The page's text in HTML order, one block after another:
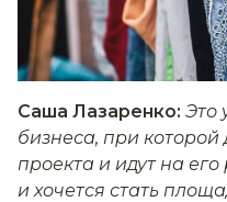
Саша Лазаренко: Это
бизнеса, при которой
проекта и идут на
и хочется стать